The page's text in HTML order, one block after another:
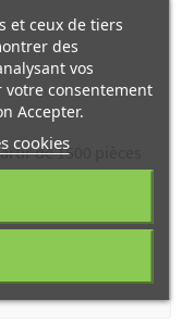
de 1500 pièces
et ceux de tiers
des
vos
consentement
Accepter.
cookies